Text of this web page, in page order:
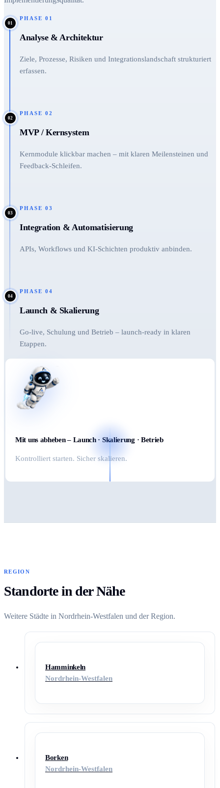
01
PHASE 01
Analyse & Architektur
Ziele, Prozesse, Risiken und Integrationslandschaft strukturiert
erfassen.
02
PHASE 02
MVP / Kernsystem
Kernmodule klickbar machen – mit klaren Meilensteinen und
Feedback-Schleifen.
03
PHASE 03
Integration & Automatisierung
APIs, Workflows und KI-Schichten produktiv anbinden.
04
PHASE 04
Launch & Skalierung
Go-live, Schulung und Betrieb – launch-ready in klaren
Etappen.
Mit uns abheben – Launch · Skalierung · Betrieb
Kontrolliert starten. Sicher skalieren.
REGION
Standorte in der Nähe
Weitere Städte in Nordrhein-Westfalen und der Region.
Hamminkeln
Nordrhein-Westfalen
Borken
Nordrhein-Westfalen